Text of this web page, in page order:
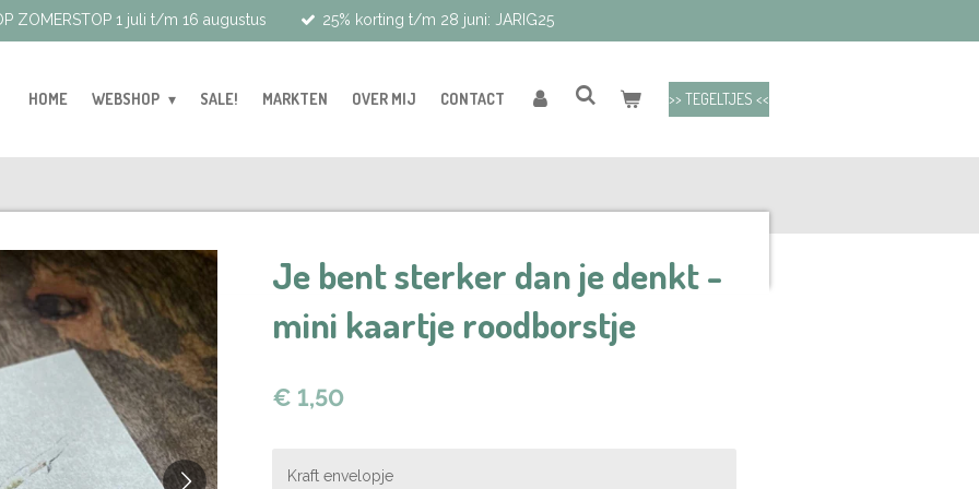
ZOMERSTOP 1 juli t/m 16 augustus 25% korting t/m 28 juni: JARIG25
HOME WEBSHOP SALE! MARKTEN OVER MIJ CONTACT >> TEGELTJES <<
Je bent sterker dan je denkt -
mini kaartje roodborstje
€ 1,50
Kraft envelopje